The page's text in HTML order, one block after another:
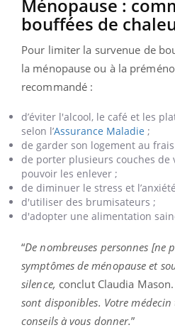
Ménopause :
bouffées de
Pour limiter la survenue de
la ménopause ou à la
recommandé :
d’éviter l'alcool, le café et les
selon l’Assurance Maladie ;
de garder son logement au
de porter plusieurs couches de
pouvoir les enlever ;
de diminuer le stress et
d'utiliser des brumisateurs ;
d'adopter une alimentation
“De nombreuses personnes [ne
symptômes de ménopause et
silence, conclut Claudia Mason.
sont disponibles. Votre
conseils à vous donner.”